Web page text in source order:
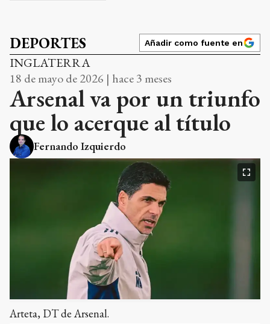
DEPORTES Añadir como fuente en
INGLATERRA
18 de mayo de 2026 | hace 3 meses
Arsenal va por un triunfo
que lo acerque al título
Fernando Izquierdo
Arteta, DT de Arsenal.